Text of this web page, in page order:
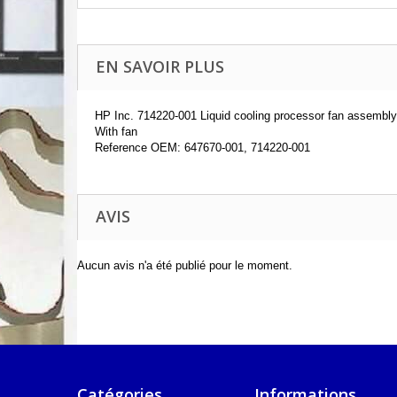
EN SAVOIR PLUS
HP Inc. 714220-001 Liquid cooling processor fan assembly
With fan
Reference OEM: 647670-001, 714220-001
AVIS
Aucun avis n'a été publié pour le moment.